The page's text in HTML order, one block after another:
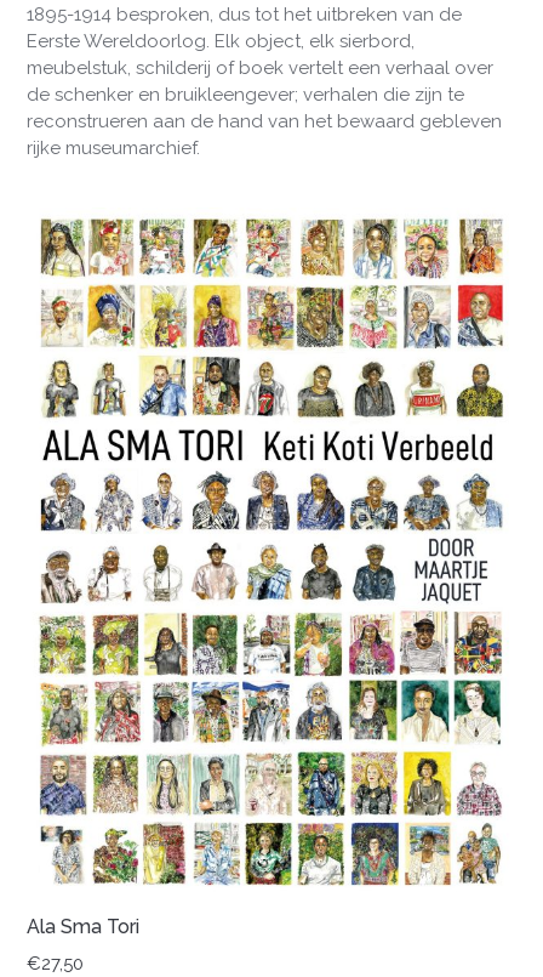
1895-1914 besproken, dus tot het uitbreken van de
Eerste Wereldoorlog. Elk object, elk sierbord,
meubelstuk, schilderij of boek vertelt een verhaal over
de schenker en bruikleengever; verhalen die zijn te
reconstrueren aan de hand van het bewaard gebleven
rijke museumarchief.
Ala Sma Tori
€27,50